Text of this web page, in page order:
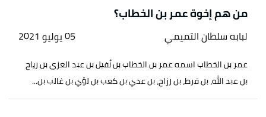
من هم إخوة عمر بن الخطاب؟
لبابه سلطان التميمي 05 يوليو 2021
عمر بن الخطاب اسمه عمر بن الخطاب بن نُفيل بن عبد العزى بن رياح
بن عبد الله، بن قرط، بن رزاح، بن عدي بن كعب بن لؤي بن غالب بن...